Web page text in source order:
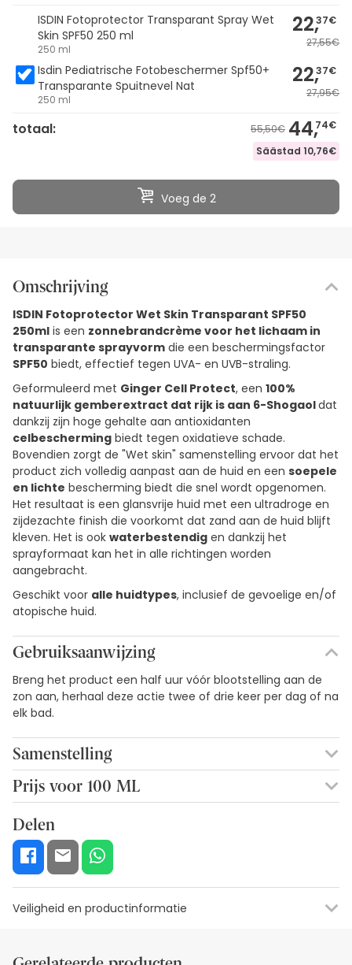
ISDIN Fotoprotector Transparant Spray Wet
Skin SPF50 250 ml
250 ml
22,37€
27,55€
Isdin Pediatrische Fotobeschermer Spf50+
Transparante Spuitnevel Nat
250 ml
22,37€
27,95€
totaal: 55,50€ 44,74€
Säästad 10,76€
Voeg de 2
Omschrijving
ISDIN Fotoprotector Wet Skin Transparant SPF50
250ml is een zonnebrandcrème voor het lichaam in
transparante sprayvorm die een beschermingsfactor
SPF50 biedt, effectief tegen UVA- en UVB-straling.
Geformuleerd met Ginger Cell Protect, een 100%
natuurlijk gemberextract dat rijk is aan 6-Shogaoldat
dankzij zijn hoge gehalte aan antioxidanten
celbescherming biedt tegen oxidatieve schade.
Bovendien zorgt de "Wet skin" samenstelling ervoor dat het
product zich volledig aanpast aan de huid en een soepele
en lichte bescherming biedt die snel wordt opgenomen.
Het resultaat is een glansvrije huid met een ultradroge en
zijdezachte finish die voorkomt dat zand aan de huid blijft
kleven. Het is ook waterbestendig en dankzij het
sprayformaat kan het in alle richtingen worden
aangebracht.
Geschikt voor alle huidtypes, inclusief de gevoelige en/of
atopische huid.
Gebruiksaanwijzing
Breng het product een half uur vóór blootstelling aan de
zon aan, herhaal deze actie twee of drie keer per dag of na
elk bad.
Samenstelling
ALCOHOL DENAT, isobutaan, octocryleen,
butylmethoxydibenzoylmethaan, ethylhexylsalicylaat,
CYCLOHEXASILOXANE, methylbenzylideen CAMPHOR,
cyclohexaan, butaan, POLYURETHAAN, propaan,
COCOCAPRYLATE / capraat, PARFUM, BHT,
tocoferylacetaat, linalool.
Prijs voor 100 ML
Delen
Veiligheid en productinformatie